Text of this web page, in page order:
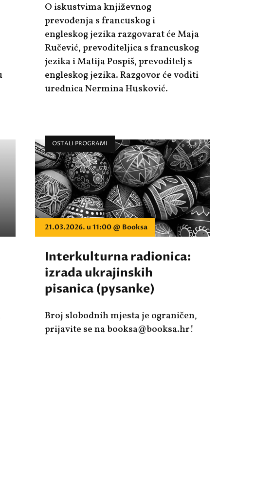
O iskustvima književnog
prevođenja s francuskog i
engleskog jezika razgovarat će Maja
Ručević, prevoditeljica s francuskog
jezika i Matija Pospiš, prevoditelj s
engleskog jezika. Razgovor će voditi
urednica Nermina Husković.
OSTALI PROGRAMI
21.03.2026. u 11:00 @ Booksa
Interkulturna radionica:
izrada ukrajinskih
pisanica (pysanke)
Broj slobodnih mjesta je ograničen,
prijavite se na booksa@booksa.hr!